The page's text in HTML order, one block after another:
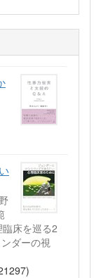
床を巡る2
ダーの視